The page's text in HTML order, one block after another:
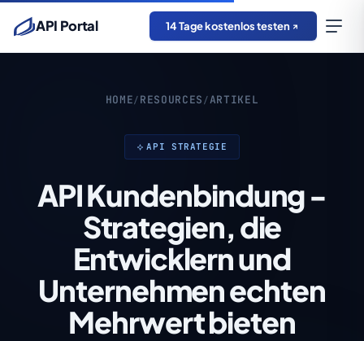
API Portal 14 Tage kostenlos testen
HOME / RESOURCES /ARTIKEL
API STRATEGIE
API Kundenbindung -
Strategien, die
Entwicklern und
Unternehmen echten
Mehrwert bieten